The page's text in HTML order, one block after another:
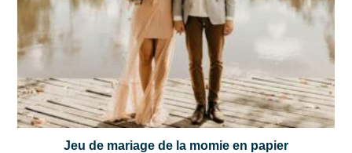
Jeu de mariage de la momie en papier